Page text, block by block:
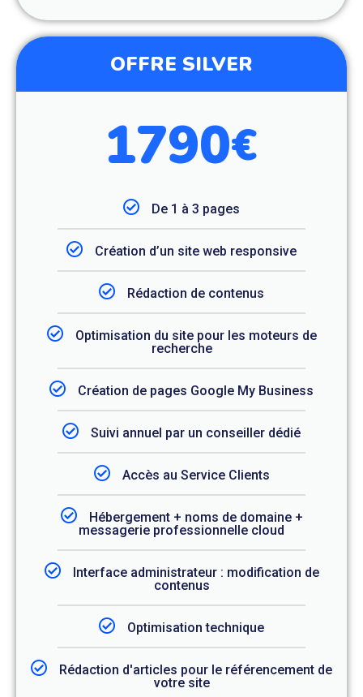
OFFRE SILVER
1790€
De 1 à 3 pages
Création d’un site web responsive
Rédaction de contenus
Optimisation du site pour les moteurs de
recherche
Création de pages Google My Business
Suivi annuel par un conseiller dédié
Accès au Service Clients
Hébergement + noms de domaine +
messagerie professionnelle cloud
Interface administrateur : modification de
contenus
Optimisation technique
Rédaction d'articles pour le référencement de
votre site